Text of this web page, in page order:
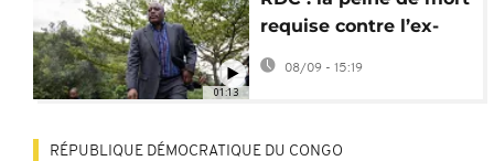
01:13
requise contre l’ex-
président Joseph
08/09 - 15:19
RÉPUBLIQUE DÉMOCRATIQUE DU CONGO